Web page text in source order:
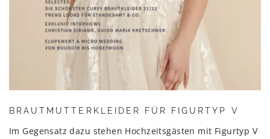
BRAUTMUTTERKLEIDER FÜR FIGURTYP V
Im Gegensatz dazu stehen Hochzeitsgästen mit Figurtyp V